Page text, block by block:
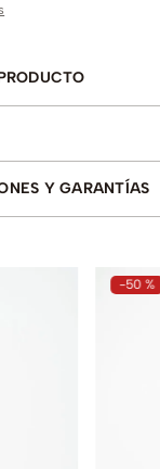
Y GARANTÍAS
-50 %